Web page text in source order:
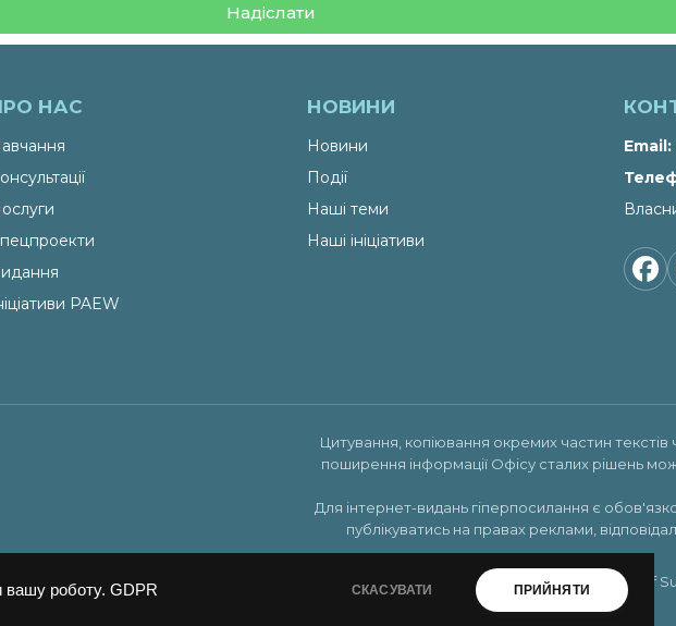
вашу роботу. GDPR СКАСУВАТИ ПРИЙНЯТИ
Надіслати
НАС
PAEW
НОВИНИ
Новини
Події
Наші теми
Наші ініціативи
Email
Цитування, копіювання окремих частин
поширення інформації Офісу сталих рішень
Для інтернет-видань гіперпосилання є
публікуватись на правах реклами,
Copyright ©Office of